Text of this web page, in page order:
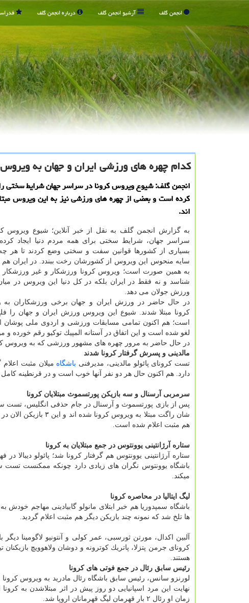
انجمن گلف آرشیو انجمن گلف درباره انجمن گلف
كدام چهره های ورزشی ایران و جهان به ویروس
انجمن گلف: شیوع ویروس كرونا در سراسر جهان شرایط سختی
كرده است و بعضی از چهره های ورزشی نیز به این ویروس
اند.
به گزارش انجمن گلف به نقل از خبر آنلاین؛ شیوع ویروس
سراسر جهان، شرایط سختی برای همه مردم دنیا ایجاد
بسیاری از كشورها قوانین سفت و سختی وضع كردند تا هر چه
سایه منحوس این ویروس از كشورشان رخت ببندد. در ایران
به همین صورت است؛ ویروس كرونا ورزشكار و غیر ورزشكار
شناسد و نه فقط در ایران بلكه در كل دنیا این ویروس در
ورزش جولان می دهد.
در حال حاضر در ورزش ایران و جهان برخی ورزشكاران به
كرونا مبتلا شدند. شیوع این ویروس ورزش ایران و جهان را
است؛ هم اكنون تمامی مسابقات ورزشی و اردوی ملی پوشان
لغو شده است و این اتفاق در آستانه المپیك توكیو رقم خورده
در حال حاضر به مرور چهره های مشهور ورزشی كه به ویروس
مالدینی و پسرش گرفتار كرونا شدند
تست كرونای پائولو مالدینی، مدیرفنی باشگاه میلان مثبت
دارد. هم اكنون حال هر دو نفر آنها خوب است و در قرنطینه
سرمربی آرسنال و سه بازیكن پورتسموث مبتلایان كرونا
پس از بازی پورتسموث و آرسنال در جام حذفی انگلیس، تست سه
شان راگت مبتلا به
هم مثبت اعلام شده است.
ستاره آرژانتینی یوونتوس در جمع مبتلایان به كرونا
ستاره آرژانتینی یوونتوس هم گرفتار كرونا شد؛ پائولو دیبالا
باشگاه یوونتوس نگران های زیادی دارد چونكه ممكنست تست
میكند.
لیگ ایتالیا در محاصره كرونا
باشگاه سمپدوریا هم خبر ابتلای مانولو گابیادینی مهاجم خودش
ها تلخ شد كه نمونه چند بازیكن دیگر هم مثبت اعلام گردید.
آلبین اكدال، مورتن ثورسبی، عمر كولی و آنتونیو لاگومینا
كرونای جرمن پتزلا، پاتریك كوترونه و دوشان ولاهوویچ بازیكنان
هستند.
رئیس سابق رئال در جمع فوتی های كرونا
لورنزو سانس، رئیس سابق باشگاه رئال مادرید به ویروس كرونا
زمان او رئال ۲ بار قهرمان لیگ قهرمانان اروپا شد.